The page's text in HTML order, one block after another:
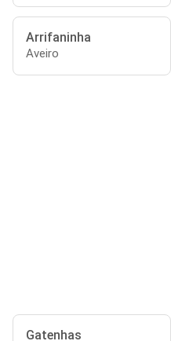
Arrifaninha
Aveiro
Gatenhas